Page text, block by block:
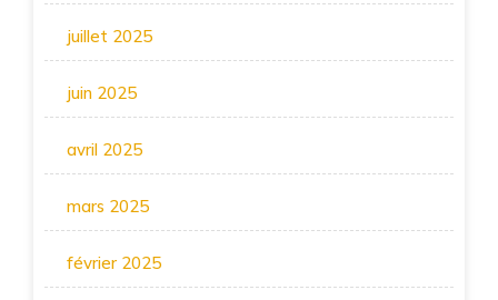
juillet 2025
juin 2025
avril 2025
mars 2025
février 2025